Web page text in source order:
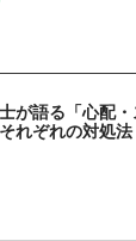
が語る「心配
れぞれの対処法